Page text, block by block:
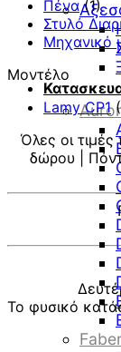
Πένα (1)
Στυλό
Μηχανικό
Μοντέλο
Lamy CP1
Όλες οι
δώρου |
Το φυσικό